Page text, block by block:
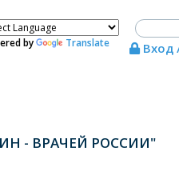
by Translate Вход
- ВРАЧЕЙ РОССИИ"